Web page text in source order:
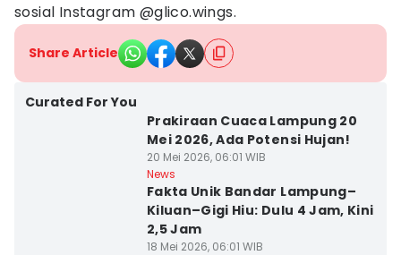
sosial Instagram @glico.wings.
Share Article
Curated For You
Prakiraan Cuaca Lampung 20
Mei 2026, Ada Potensi Hujan!
20 Mei 2026, 06:01 WIB
News
Fakta Unik Bandar Lampung–
Kiluan–Gigi Hiu: Dulu 4 Jam, Kini
2,5 Jam
18 Mei 2026, 06:01 WIB